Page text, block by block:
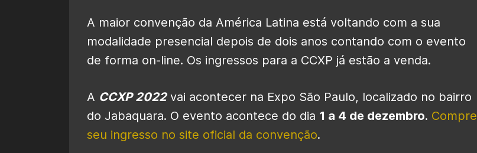
A maior convenção da América Latina está voltando com a sua
modalidade presencial depois de dois anos contando com o evento
de forma on-line. Os ingressos para a CCXP já estão a venda.
A CCXP 2022vai acontecer na Expo São Paulo, localizado no bairro
do Jabaquara. O evento acontece do dia 1 a 4 de dezembro. Compre
seu ingresso no site oficial da convenção.